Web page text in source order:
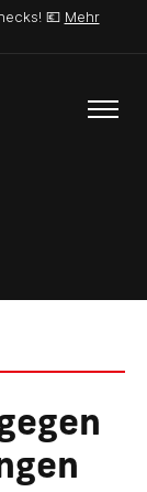
💶 Mehr